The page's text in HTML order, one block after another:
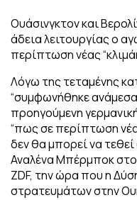
Ουάσινγκτον και
άδεια λειτουργίας ο
περίπτωση νέας
Λόγω της τεταμένης
“συμφωνήθηκε
προηγούμενη
“πως σε περίπτωση
δεν θα μπορεί να τεθεί
Αναλένα Μπέρμποκ στο
ZDF, την ώρα που η
στρατευμάτων στην